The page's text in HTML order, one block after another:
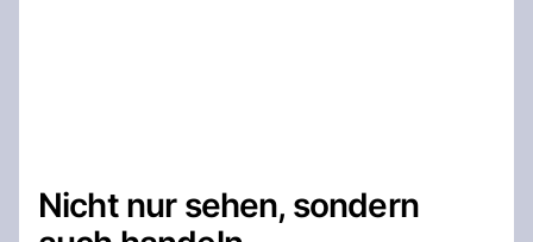
Nicht nur sehen, sondern